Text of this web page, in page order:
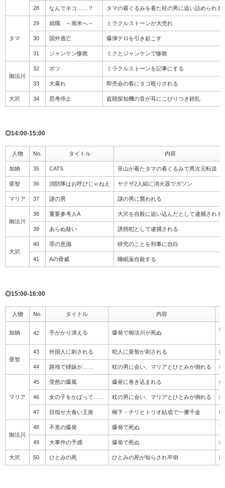
28 なんでネコ……？ タマの着ぐるみを着た杖の男に追い詰められる
タマ
29 就職 ～南米へ～ ミラクルストーンが大売れ
30 国外逃亡 爆弾テロを引き起こす
31 ジャンケン惨敗 ミクとジャンケンで惨敗
御法川
32 ボツ ミラクルストーンを記事にする
33 大暴れ 即売会の客にタコ殴りされる
大沢 34 思考停止 盗聴探知機の音が耳にこびりつき錯乱
◎14:00-15:00
人物 No. タイトル 内容
加納 35 CATS 笹山が着たタマの着ぐるみで異次元転送
亜智 36 消防隊はお呼びじゃねえ ヤクザ2人組に消火器でガツン
マリア 37 謎の男 謎の男に襲われる
御法川
38 重要参考人A 大沢を自殺に追い込んだとして逮捕される
39 あらぬ疑い 誘拐犯として逮捕される
大沢
40 罪の意識 研究のことを刑事に自白
41 Aの脅威 睡眠薬自殺する
◎15:00-16:00
人物 No. タイトル 内容
加納 42 手がかり潰える 爆発で御法川が死ぬ
亜智
43 外国人に刺される 犯人に亜智が刺される
44 路地で姉妹が…… 杖の男に会い、マリアとひとみが倒れる
マリア
45 突然の爆風 爆発に巻き込まれる
46 女の子をかばって…… 杖の男に会い、マリアとひとみが倒れる
47 目指せ大食い王座 柳下・チリとトリオ結成で一攫千金
御法川
48 不意の爆発 爆発で死ぬ
49 大事件の予感 爆発で死ぬ
大沢 50 ひとみの死 ひとみの死が知らされ卒倒